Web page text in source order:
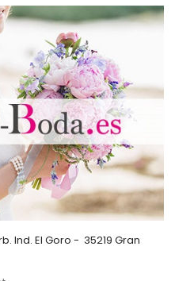
Ind. El Goro - 35219 Gran